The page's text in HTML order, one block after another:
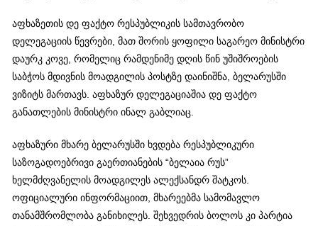
აფხაზეთის დე ფაქტო რესპუბლიკის სამთავრობო
დელეგაციის წევრები, მათ შორის ყოფილი საგარეო მინისტრი
დაურკ კოვე, რომელიც რამდენიმე დღის წინ უშიშროების
საბჭოს მდივნის მოადგილის პოსტზე დაინიშნა, ბელარუსში
ვიზიტს მართავს. აფხაზურ დელეგაციაშია დე ფაქტო
განათლების მინისტრი ინალ გაბლიაც.
აფხაზური მხარე ბელარუსში ხვდება რესპუბლიკური
საზოგადოებრივი გაერთიანების “ბელაია რუს”
ხელმძღვანელის მოადგილეს ალექსანდრ შატკოს.
ოფიციალური ინფორმაციით, მხარეებმა სამომავლო
თანამშრომლობა განიხილეს. შეხვედრის ბოლოს კი პარტია